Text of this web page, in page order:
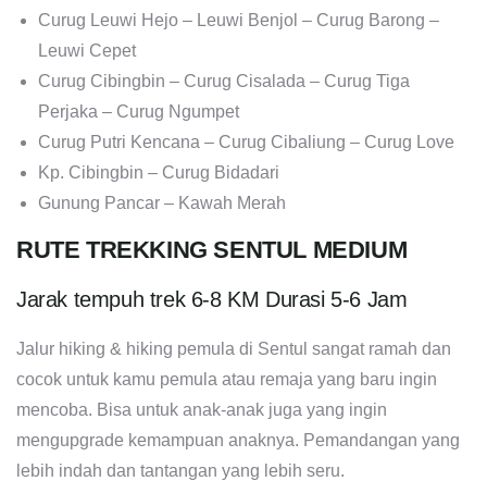
Curug Leuwi Hejo – Leuwi Benjol – Curug Barong –
Leuwi Cepet
Curug Cibingbin – Curug Cisalada – Curug Tiga
Perjaka – Curug Ngumpet
Curug Putri Kencana – Curug Cibaliung – Curug Love
Kp. Cibingbin – Curug Bidadari
Gunung Pancar – Kawah Merah
RUTE TREKKING SENTUL MEDIUM
Jarak tempuh trek 6-8 KM Durasi 5-6 Jam
Jalur hiking & hiking pemula di Sentul sangat ramah dan
cocok untuk kamu pemula atau remaja yang baru ingin
mencoba. Bisa untuk anak-anak juga yang ingin
mengupgrade kemampuan anaknya. Pemandangan yang
lebih indah dan tantangan yang lebih seru.